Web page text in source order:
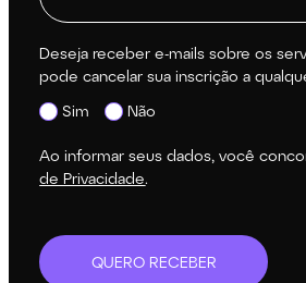
Deseja receber e-mails sobre os
pode cancelar sua inscrição a
Sim
Não
Ao informar seus dados, você
de Privacidade.
QUERO RECEBER